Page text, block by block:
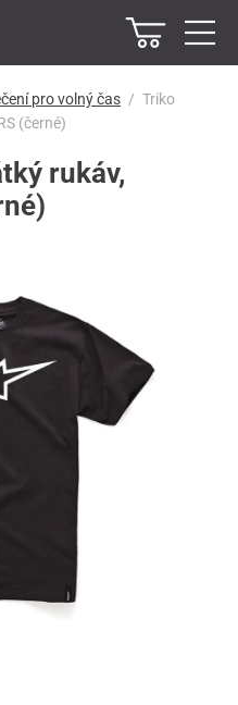
pro volný čas
Triko
(černé)
rukáv,